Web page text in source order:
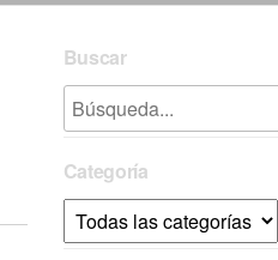
Buscar
Categoría